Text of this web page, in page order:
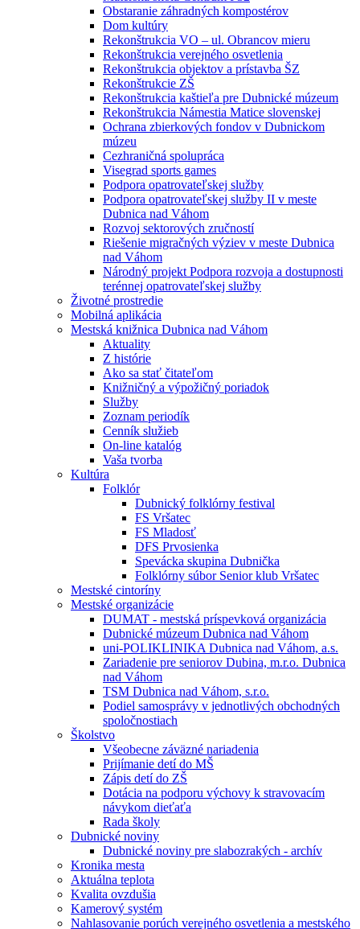
Obstaranie záhradných kompostérov
Dom kultúry
Rekonštrukcia VO – ul. Obrancov mieru
Rekonštrukcia verejného osvetlenia
Rekonštrukcia objektov a prístavba ŠZ
Rekonštrukcie ZŠ
Rekonštrukcia kaštieľa pre Dubnické múzeum
Rekonštrukcia Námestia Matice slovenskej
Ochrana zbierkových fondov v Dubnickom
múzeu
Cezhraničná spolupráca
Visegrad sports games
Podpora opatrovateľskej služby
Podpora opatrovateľskej služby II v meste
Dubnica nad Váhom
Rozvoj sektorových zručností
Riešenie migračných výziev v meste Dubnica
nad Váhom
Národný projekt Podpora rozvoja a dostupnosti
terénnej opatrovateľskej služby
Životné prostredie
Mobilná aplikácia
Mestská knižnica Dubnica nad Váhom
Aktuality
Z histórie
Ako sa stať čitateľom
Knižničný a výpožičný poriadok
Služby
Zoznam periodík
Cenník služieb
On-line katalóg
Vaša tvorba
Kultúra
Folklór
Dubnický folklórny festival
FS Vršatec
FS Mladosť
DFS Prvosienka
Spevácka skupina Dubnička
Folklórny súbor Senior klub Vršatec
Mestské cintoríny
Mestské organizácie
DUMAT - mestská príspevková organizácia
Dubnické múzeum Dubnica nad Váhom
uni-POLIKLINIKA Dubnica nad Váhom, a.s.
Zariadenie pre seniorov Dubina, m.r.o. Dubnica
nad Váhom
TSM Dubnica nad Váhom, s.r.o.
Podiel samosprávy v jednotlivých obchodných
spoločnostiach
Školstvo
Všeobecne záväzné nariadenia
Prijímanie detí do MŠ
Zápis detí do ZŠ
Dotácia na podporu výchovy k stravovacím
návykom dieťaťa
Rada školy
Dubnické noviny
Dubnické noviny pre slabozrakých - archív
Kronika mesta
Aktuálna teplota
Kvalita ovzdušia
Kamerový systém
Nahlasovanie porúch verejného osvetlenia a mestského